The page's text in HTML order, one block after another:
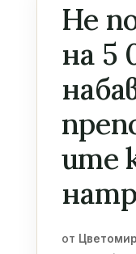
Не
на 5
ите
от